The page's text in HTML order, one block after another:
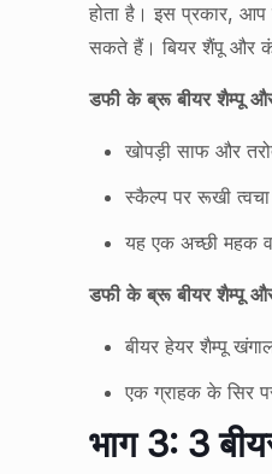
होता है। इस प्रकार, आप
सकते हैं। बियर शैंपू और
डफी के ब्रू बीयर शैम्पू और
खोपड़ी साफ और
स्कैल्प पर रूखी
यह एक अच्छी महक
डफी के ब्रू बीयर शैम्पू और
बीयर हेयर शैम्पू
एक ग्राहक के सिर
भाग 3: 3